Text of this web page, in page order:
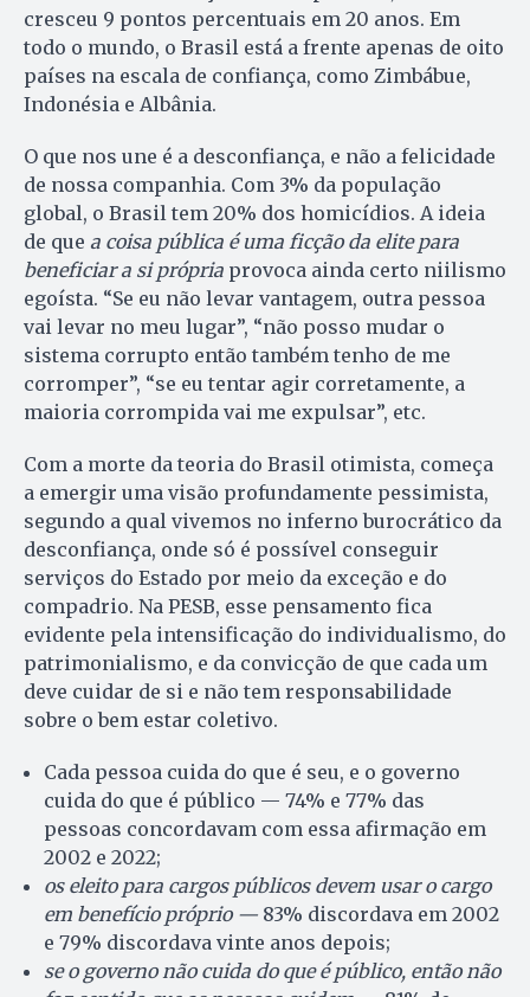
cresceu 9 pontos percentuais em 20 anos. Em
todo o mundo, o Brasil está a frente apenas de oito
países na escala de confiança, como Zimbábue,
Indonésia e Albânia.
O que nos une é a desconfiança, e não a felicidade
de nossa companhia. Com 3% da população
global, o Brasil tem 20% dos homicídios. A ideia
de que a coisa pública é uma ficção da elite para
beneficiar a si própria provoca ainda certo niilismo
egoísta. “Se eu não levar vantagem, outra pessoa
vai levar no meu lugar”, “não posso mudar o
sistema corrupto então também tenho de me
corromper”, “se eu tentar agir corretamente, a
maioria corrompida vai me expulsar”, etc.
Com a morte da teoria do Brasil otimista, começa
a emergir uma visão profundamente pessimista,
segundo a qual vivemos no inferno burocrático da
desconfiança, onde só é possível conseguir
serviços do Estado por meio da exceção e do
compadrio. Na PESB, esse pensamento fica
evidente pela intensificação do individualismo, do
patrimonialismo, e da convicção de que cada um
deve cuidar de si e não tem responsabilidade
sobre o bem estar coletivo.
Cada pessoa cuida do que é seu, e o governo
cuida do que é público — 74% e 77% das
pessoas concordavam com essa afirmação em
2002 e 2022;
os eleito para cargos públicos devem usar o cargo
em benefício próprio — 83% discordava em 2002
e 79% discordava vinte anos depois;
se o governo não cuida do que é público, então não